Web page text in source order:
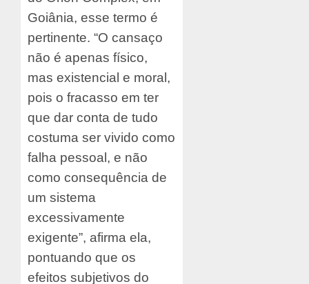
Goiânia, esse termo é
pertinente. “O cansaço
não é apenas físico,
mas existencial e moral,
pois o fracasso em ter
que dar conta de tudo
costuma ser vivido como
falha pessoal, e não
como consequência de
um sistema
excessivamente
exigente”, afirma ela,
pontuando que os
efeitos subjetivos do